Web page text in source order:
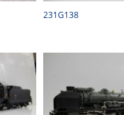
231G138